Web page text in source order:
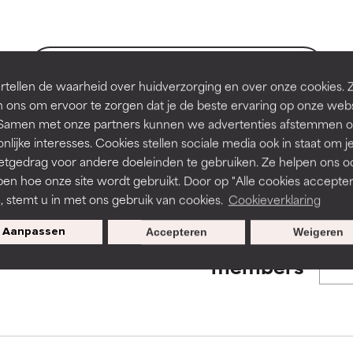
de waarheid over huidverzorging en over onze cookies.
ons om ervoor te zorgen dat je de beste ervaring op onze
met onze partners kunnen we advertenties afstemmen
interesses. Cookies stellen sociale media ook in staat om je
voor andere doeleinden te gebruiken. Ze helpen ons
hoe onze site wordt gebruikt. Door op "Alle cookies
stemt u in met ons gebruik van cookies. Cookieverklaring
Aanpassen Weigeren
Accepteren
to assess ingredients in this dictionary. Regulations
irriterend maar kan esthetische, stabiliteits- of andere
is aanwezig. Het risico wordt vergroot als het gecombineerd
ingrediënten.
droogheid, enz. veroorzaken. Kan in sommige gevallen
irriterend maar kan esthetische, stabiliteits- of andere
is aanwezig. Het risico wordt vergroot als het gecombineerd
ingrediënten.
droogheid, enz. veroorzaken. Kan in sommige gevallen
Exclusieve aanbiedingen voor
members